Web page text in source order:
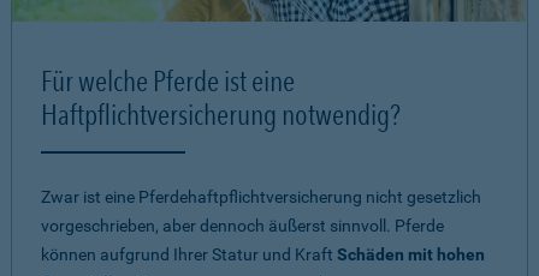
Für welche Pferde ist eine
Haftpflichtversicherung notwendig?
Zwar ist eine Pferdehaftpflichtversicherung nicht gesetzlich
vorgeschrieben, aber dennoch äußerst sinnvoll. Pferde
können aufgrund Ihrer Statur und Kraft Schäden mit hohen